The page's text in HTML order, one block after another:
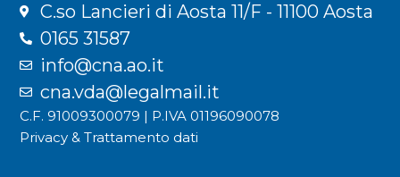
C.so Lancieri di Aosta 11/F - 11100 Aosta
0165 31587
info@cna.ao.it
cna.vda@legalmail.it
C.F. 91009300079 | P.IVA 01196090078
Privacy & Trattamento dati